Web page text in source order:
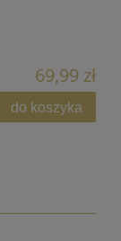
69,99 zł
do koszyka